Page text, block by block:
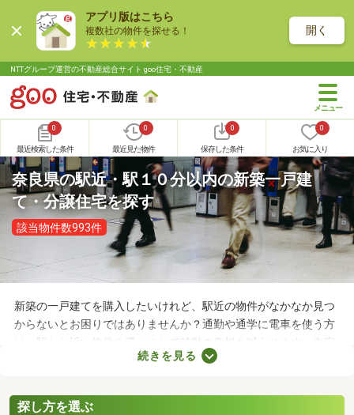
アプリ版はこちら
複数社の物件を探せる！ 開く
NTTグループ運営の不動産総合サイト goo住宅・不動産
0
最近検索した条件
0
最近見た物件
0
保存した条件
0
お気に入り
奈良県の駅近・駅１０分以内の新築一戸建
て・分譲住宅を探す
該当物件数993件
新築の一戸建てを購入したいけれど、駅近の物件がなかなか見つ
からないとお困りではありませんか？通勤や通学に電車を使う方
は、駅から近い物件を選ぶことで移動の負担を減らせます。自宅
でゆっくりできる時間が増えるので、暮らしやすさを実感できる
駅から徒歩10分以内にある新築一戸建てを紹介します。
続きを見る
探し方を選ぶ